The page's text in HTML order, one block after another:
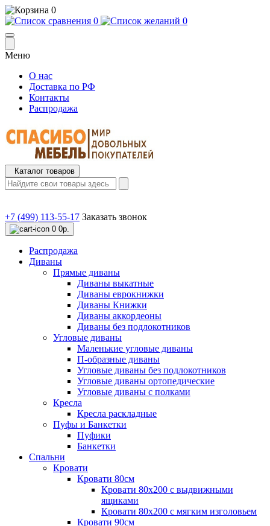
0
0
0
Меню
О нас
Доставка по РФ
Контакты
Распродажа
Каталог товаров
+7 (499) 113-55-17 Заказать звонок
0 0р.
Распродажа
Диваны
Прямые диваны
Диваны выкатные
Диваны еврокнижки
Диваны Книжки
Диваны аккордеоны
Диваны без подлокотников
Угловые диваны
Маленькие угловые диваны
П-образные диваны
Угловые диваны без подлокотников
Угловые диваны ортопедические
Угловые диваны с полками
Кресла
Кресла раскладные
Пуфы и Банкетки
Пуфики
Банкетки
Спальни
Кровати
Кровати 80см
Кровати 80х200 с выдвижными
ящиками
Кровати 80х200 с мягким изголовьем
Кровати 90см